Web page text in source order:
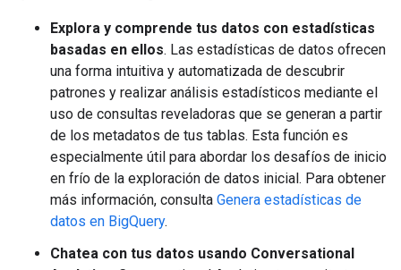
Explora y comprende tus datos con estadísticas
basadas en ellos. Las estadísticas de datos ofrecen
una forma intuitiva y automatizada de descubrir
patrones y realizar análisis estadísticos mediante el
uso de consultas reveladoras que se generan a partir
de los metadatos de tus tablas. Esta función es
especialmente útil para abordar los desafíos de inicio
en frío de la exploración de datos inicial. Para obtener
más información, consulta Genera estadísticas de
datos en BigQuery.
Chatea con tus datos usando Conversational